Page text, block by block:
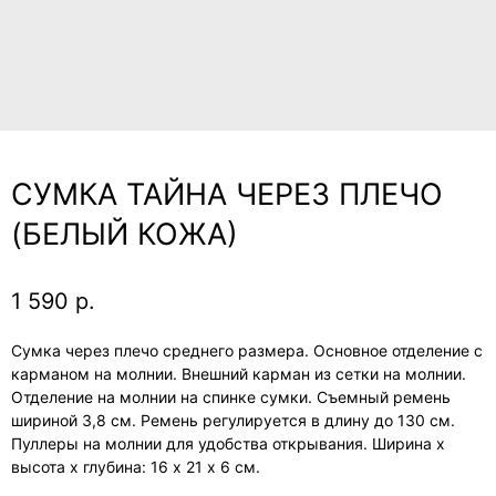
СУМКА ТАЙНА ЧЕРЕЗ ПЛЕЧО
(БЕЛЫЙ КОЖА)
1 590 р.
Сумка через плечо среднего размера. Основное отделение с
карманом на молнии. Внешний карман из сетки на молнии.
Отделение на молнии на спинке сумки. Съемный ремень
шириной 3,8 см. Ремень регулируется в длину до 130 см.
Пуллеры на молнии для удобства открывания. Ширина х
высота х глубина: 16 х 21 х 6 см.